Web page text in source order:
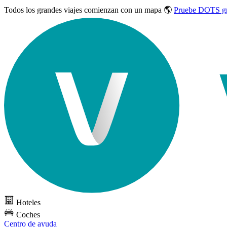
Todos los grandes viajes comienzan con un mapa 🌎 Pruebe DOTS
Hoteles
Coches
Centro de ayuda